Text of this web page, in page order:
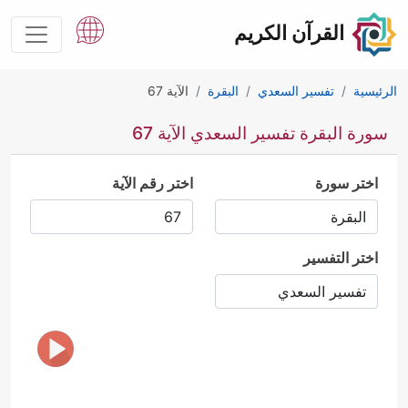
القرآن الكريم
الرئيسية تفسير السعدي البقرة الآية 67
سورة البقرة تفسير السعدي الآية 67
اختر سورة اختر رقم الآية
اختر التفسير